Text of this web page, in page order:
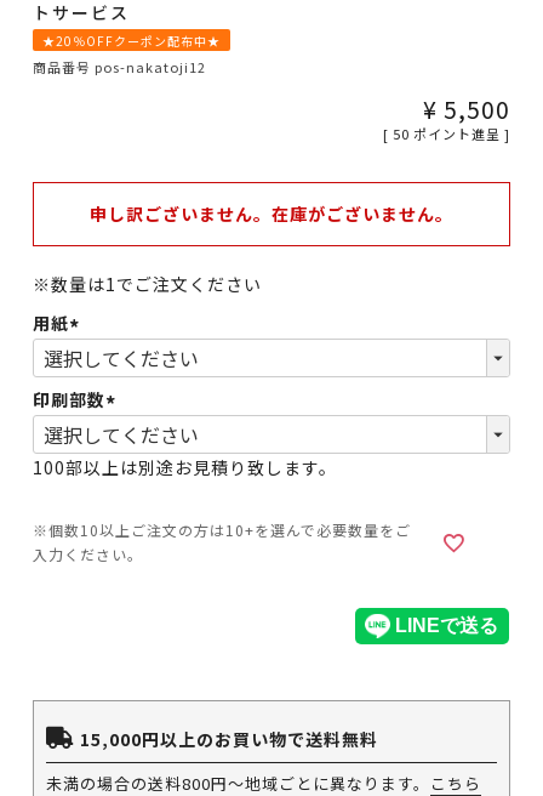
トサービス
★20％OFFクーポン配布中★
商品番号 pos-nakatoji12
¥ 5,500
[ 50 ポイント進呈 ]
用紙
(必
須)
印刷部数
(必
須)
100部以上は別途お見積り致します。
申し訳ございません。在庫がございません。
※数量は1でご注文ください
15,000円以上のお買い物で送料無料
未満の場合の送料800円～地域ごとに異なります。
こちら